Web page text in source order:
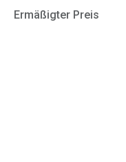
Ermäßigter Preis